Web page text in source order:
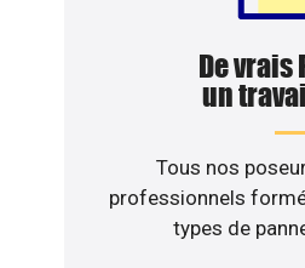
De vrais
un
Tous nos
professionnels
types de